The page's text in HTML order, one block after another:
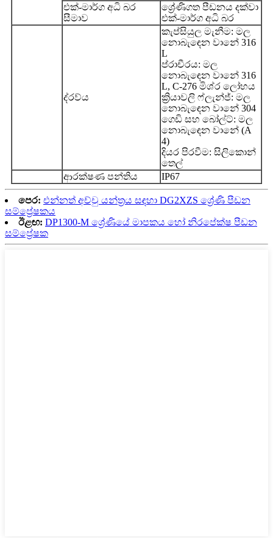
එක්-මාර්ග අධි බර
සීමාව
ශ්‍රේණිගත පීඩනය දක්වා
එක්-මාර්ග අධි බර
ද්රව්ය
කැප්සියුල මැනීම: මල
නොබැඳෙන වානේ 316
L
ප්රාචීරය: මල
නොබැඳෙන වානේ 316
L, C-276 මිශ්ර ලෝහය
ක්‍රියාවලි ෆ්ලැන්ජ්: මල
නොබැඳෙන වානේ 304
ගෙඩි සහ බෝල්ට්: මල
නොබැඳෙන වානේ (A
4)
දියර පිරවීම: සිලිකොන්
තෙල්
ආරක්ෂණ පන්තිය
IP67
පෙර: එන්නත් අච්චු යන්ත්‍රය සඳහා DG2XZS ශ්‍රේණි පීඩන
සම්ප්‍රේෂකය
ඊළඟ: DP1300-M ශ්‍රේණියේ මාපකය හෝ නිරපේක්ෂ පීඩන
සම්ප්‍රේෂක